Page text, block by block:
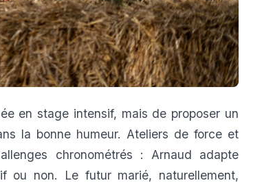
en stage intensif, mais de proposer un
la bonne humeur. Ateliers de force et
chronométrés : Arnaud adapte
ou non. Le futur marié, naturellement,